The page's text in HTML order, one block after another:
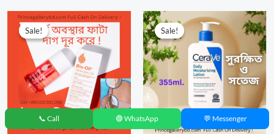
📞 Call 🟢 WhatsApp 💬 Messenger
Sale!
Sale!
Price
range:
950.00৳
through
2,380.00৳
Sale!
Sale!
range:
1,299.00৳
3,299.00৳